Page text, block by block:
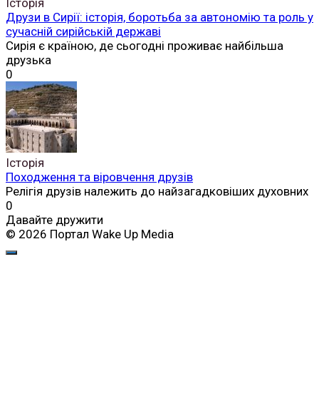
Друзи в Сирії: історія, боротьба за автономію та роль у
сучасній сирійській державі
Сирія є країною, де сьогодні проживає найбільша
друзька
0
Історія
Походження та віровчення друзів
Релігія друзів належить до найзагадковіших духовних
0
Давайте дружити
© 2026 Портал Wake Up Media